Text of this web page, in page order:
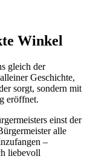
Winkel
gleich der
Geschichte,
sorgt, sondern mit
eröffnet.
einst der
alle
–
liebevoll